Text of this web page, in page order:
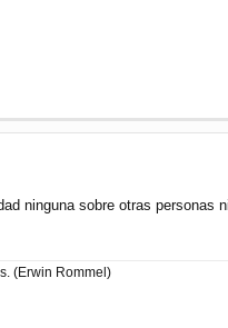
ninguna sobre otras personas
(Erwin Rommel)